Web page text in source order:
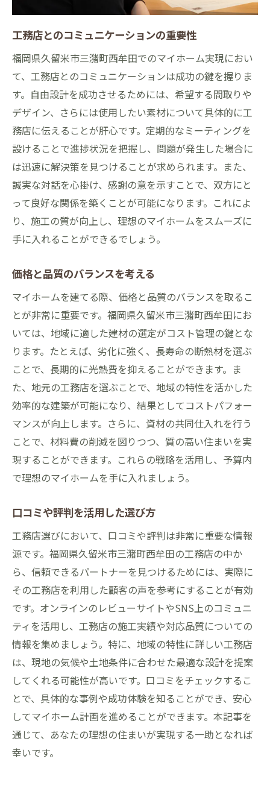
工務店とのコミュニケーションの重要性
福岡県久留米市三潴町西牟田でのマイホーム実現におい
て、工務店とのコミュニケーションは成功の鍵を握りま
す。自由設計を成功させるためには、希望する間取りや
デザイン、さらには使用したい素材について具体的に工
務店に伝えることが肝心です。定期的なミーティングを
設けることで進捗状況を把握し、問題が発生した場合に
は迅速に解決策を見つけることが求められます。また、
誠実な対話を心掛け、感謝の意を示すことで、双方にと
って良好な関係を築くことが可能になります。これによ
り、施工の質が向上し、理想のマイホームをスムーズに
手に入れることができるでしょう。
価格と品質のバランスを考える
マイホームを建てる際、価格と品質のバランスを取るこ
とが非常に重要です。福岡県久留米市三潴町西牟田にお
いては、地域に適した建材の選定がコスト管理の鍵とな
ります。たとえば、劣化に強く、長寿命の断熱材を選ぶ
ことで、長期的に光熱費を抑えることができます。ま
た、地元の工務店を選ぶことで、地域の特性を活かした
効率的な建築が可能になり、結果としてコストパフォー
マンスが向上します。さらに、資材の共同仕入れを行う
ことで、材料費の削減を図りつつ、質の高い住まいを実
現することができます。これらの戦略を活用し、予算内
で理想のマイホームを手に入れましょう。
口コミや評判を活用した選び方
工務店選びにおいて、口コミや評判は非常に重要な情報
源です。福岡県久留米市三潴町西牟田の工務店の中か
ら、信頼できるパートナーを見つけるためには、実際に
その工務店を利用した顧客の声を参考にすることが有効
です。オンラインのレビューサイトやSNS上のコミュニ
ティを活用し、工務店の施工実績や対応品質についての
情報を集めましょう。特に、地域の特性に詳しい工務店
は、現地の気候や土地条件に合わせた最適な設計を提案
してくれる可能性が高いです。口コミをチェックするこ
とで、具体的な事例や成功体験を知ることができ、安心
してマイホーム計画を進めることができます。本記事を
通じて、あなたの理想の住まいが実現する一助となれば
幸いです。